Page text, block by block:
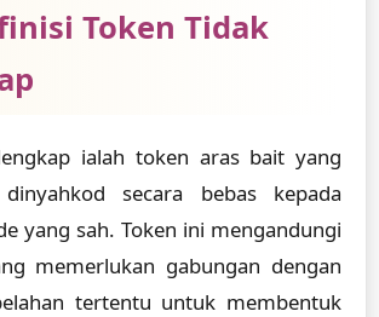
Token Tidak
ialah token aras bait yang
secara bebas kepada
yang sah. Token ini mengandungi
memerlukan gabungan dengan
tertentu untuk membentuk